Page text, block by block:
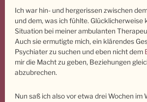
Ich war hin- und hergerissen zwischen
und dem, was ich fühlte. Glücklicherweise
Situation bei meiner ambulanten
Auch sie ermutigte mich, ein klärendes
Psychiater zu suchen und eben nicht dem
mir die Macht zu geben, Beziehungen
abzubrechen.
Nun saß ich also vor etwa drei Wochen im